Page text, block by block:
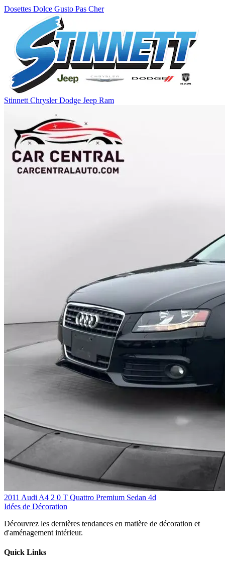
Dosettes Dolce Gusto Pas Cher
Stinnett Chrysler Dodge Jeep Ram
2011 Audi A4 2 0 T Quattro Premium Sedan 4d
Idées de Décoration
Découvrez les dernières tendances en matière de décoration et
d'aménagement intérieur.
Quick Links